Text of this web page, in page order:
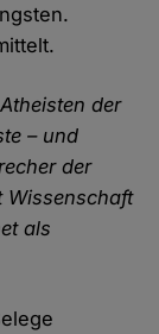
der
– und
der
Wissenschaft
als